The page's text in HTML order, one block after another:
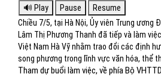
Chiều 7/5, tại Hà Nội, Ủy viên Trung ương
Lâm Thị Phương Thanh đã tiếp và làm
Việt Nam Hà Vỹ nhằm trao đổi các định
song phương trong lĩnh vực văn hóa, thể
Tham dự buổi làm việc, về phía Bộ